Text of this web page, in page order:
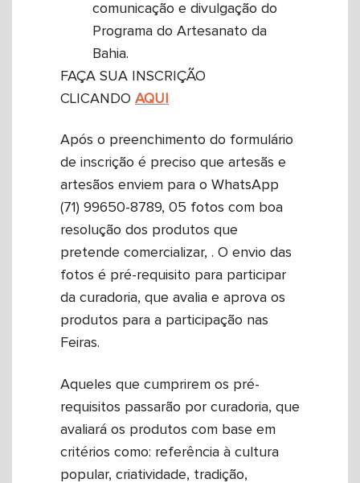
comunicação e divulgação do
Programa do Artesanato da
Bahia.
FAÇA SUA INSCRIÇÃO
CLICANDO AQUI
Após o preenchimento do formulário
de inscrição é preciso que artesãs e
artesãos enviem para o WhatsApp
(71) 99650-8789, 05 fotos com boa
resolução dos produtos que
pretende comercializar, . O envio das
fotos é pré-requisito para participar
da curadoria, que avalia e aprova os
produtos para a participação nas
Feiras.
Aqueles que cumprirem os pré-
requisitos passarão por curadoria, que
avaliará os produtos com base em
critérios como: referência à cultura
popular, criatividade, tradição,